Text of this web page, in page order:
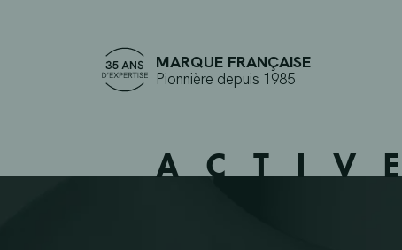
MARQUE FRANÇAISE
Pionnière depuis 1985